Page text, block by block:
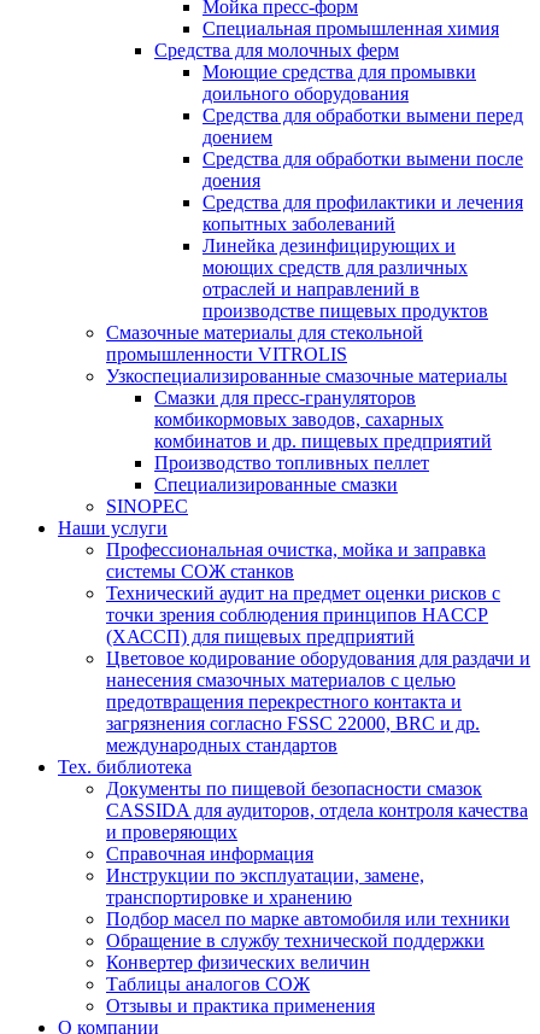
Мойка пресс-форм
Специальная промышленная химия
Средства для молочных ферм
Моющие средства для промывки
доильного оборудования
Средства для обработки вымени перед
доением
Средства для обработки вымени после
доения
Средства для профилактики и лечения
копытных заболеваний
Линейка дезинфицирующих и
моющих средств для различных
отраслей и направлений в
производстве пищевых продуктов
Смазочные материалы для стекольной
промышленности VITROLIS
Узкоспециализированные смазочные материалы
Смазки для пресс-грануляторов
комбикормовых заводов, сахарных
комбинатов и др. пищевых предприятий
Производство топливных пеллет
Специализированные смазки
SINOPEC
Наши услуги
Профессиональная очистка, мойка и заправка
системы СОЖ станков
Технический аудит на предмет оценки рисков с
точки зрения соблюдения принципов HACCP
(ХАССП) для пищевых предприятий
Цветовое кодирование оборудования для раздачи и
нанесения смазочных материалов с целью
предотвращения перекрестного контакта и
загрязнения согласно FSSC 22000, BRC и др.
международных стандартов
Тех. библиотека
Документы по пищевой безопасности смазок
CASSIDA для аудиторов, отдела контроля качества
и проверяющих
Справочная информация
Инструкции по эксплуатации, замене,
транспортировке и хранению
Подбор масел по марке автомобиля или техники
Обращение в службу технической поддержки
Конвертер физических величин
Таблицы аналогов СОЖ
Отзывы и практика применения
О компании